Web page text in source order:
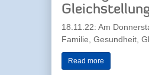
18.11.22: Am
Familie, Gesundheit,
Read more